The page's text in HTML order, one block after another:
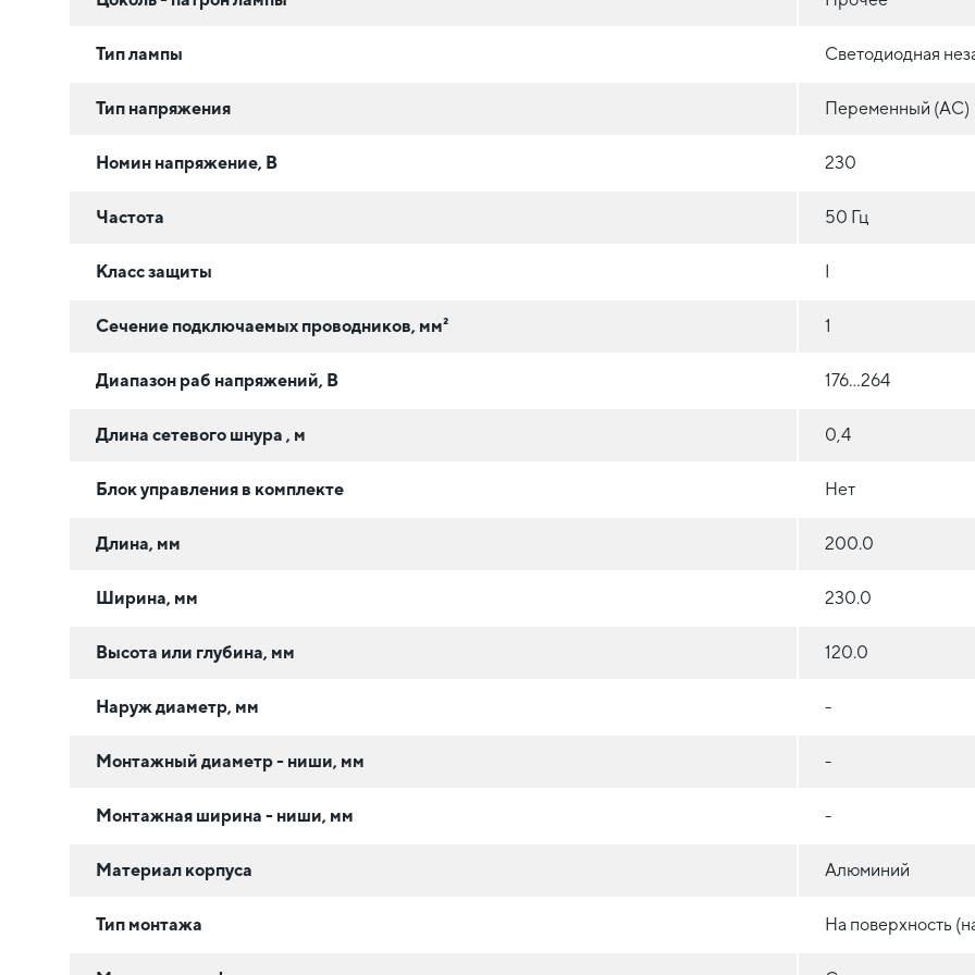
Тип лампы Светодиодная
Тип напряжения Переменный (AC)
Номин напряжение, В 230
Частота 50 Гц
Класс защиты
Сечение подключаемых проводников, мм² 1
Диапазон раб напряжений, В 176...264
Длина сетевого шнура , м 0,4
Блок управления в комплекте Нет
Длина, мм 200.0
Ширина, мм 230.0
Высота или глубина, мм 120.0
Наруж диаметр, мм -
Монтажный диаметр - ниши, мм -
Монтажная ширина - ниши, мм -
Материал корпуса Алюминий
Тип монтажа На поверхность